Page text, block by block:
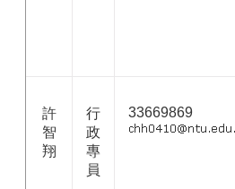
許
智
翔
行
政
專
員
33669869